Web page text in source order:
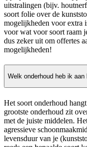
uitstralingen (bijv.
soort folie over de
mogelijkheden voor extra
voor wat voor soort raam
dus zeker uit om offertes
mogelijkheden!
Welk onderhoud heb ik
Het soort onderhoud
grootste onderhoud zit
met de juiste middelen.
agressieve
levensduur van je